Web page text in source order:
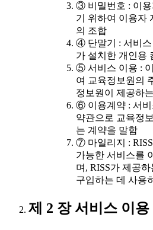
③ 비밀번호 : 이용
기 위하여 이용자
의 조합
④ 단말기 : 서비스
가 설치한 개인용
⑤ 서비스 이용 :
여 교육정보원의
정보원이 제공하
⑥ 이용계약 : 서비
약관으로 교육정
는 계약을 말함
⑦ 마일리지 :
가능한 서비스를
며, RISS가 제공
구입하는 데 사용
제 2 장 서비스 이용